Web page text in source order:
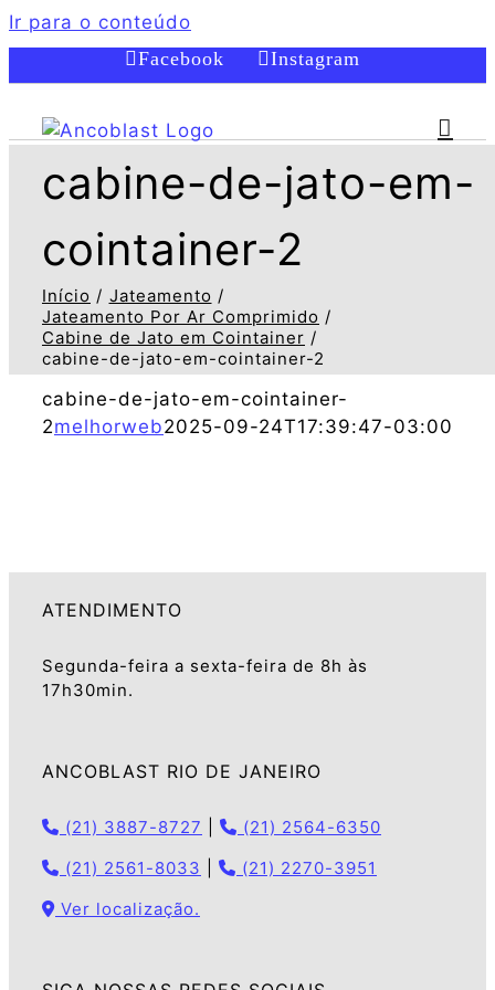
Ir para o conteúdo
Facebook
Instagram
cabine-de-jato-em-
cointainer-2
Início
Jateamento
Jateamento Por Ar Comprimido
Cabine de Jato em Cointainer
cabine-de-jato-em-cointainer-2
cabine-de-jato-em-cointainer-
2melhorweb2025-09-24T17:39:47-03:00
ATENDIMENTO
Segunda-feira a sexta-feira de 8h às
17h30min.
ANCOBLAST RIO DE JANEIRO
(21) 3887-8727
(21) 2564-6350
(21) 2561-8033
(21) 2270-3951
Ver localização.